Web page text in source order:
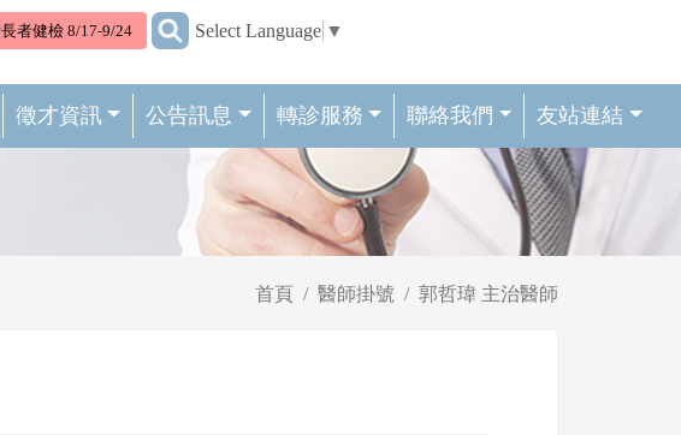
者健檢 8/17-9/24 ::: Select Language ▼
徵才資訊 公告訊息 轉診服務 聯絡我們 友站連結
首頁 醫師掛號 郭哲瑋 主治醫師